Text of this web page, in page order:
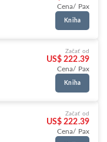
Cena/ Pax
Kniha
Začať od
US$ 222.39
Cena/ Pax
Kniha
Začať od
US$ 222.39
Cena/ Pax